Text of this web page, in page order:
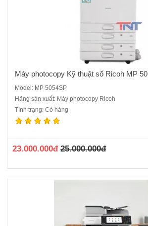
Máy photocopy Kỹ thuật số Ricoh MP
Model: MP 5054SP
Hãng sản xuất: Máy photocopy Ricoh
Tình trạng: Có hàng
23.000.000đ 25.000.000đ
Máy Photocopy Ricoh MP 3553 mới 95%Tốc
năng chính: Photocopy laser đen trắng + in +